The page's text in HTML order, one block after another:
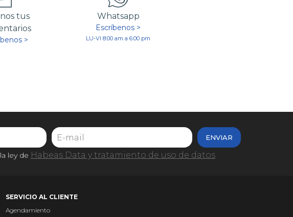
tus
>
Whatsapp
Escríbenos >
LU-VI 8:00 am a 6:00 pm
ENVIAR
ley de Habeas Data y tratamiento de uso de datos
SERVICIO AL CLIENTE
Agendamiento